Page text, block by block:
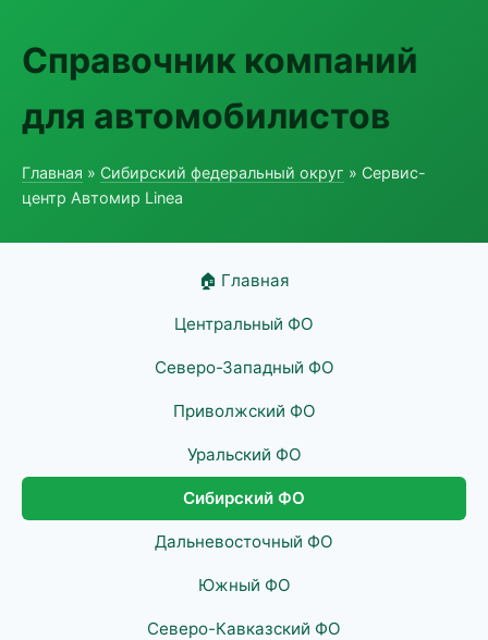
Справочник компаний
для автомобилистов
Главная » Сибирский федеральный округ » Сервис-
центр Автомир Linea
🏠 Главная
Центральный ФО
Северо-Западный ФО
Приволжский ФО
Уральский ФО
Сибирский ФО
Дальневосточный ФО
Южный ФО
Северо-Кавказский ФО